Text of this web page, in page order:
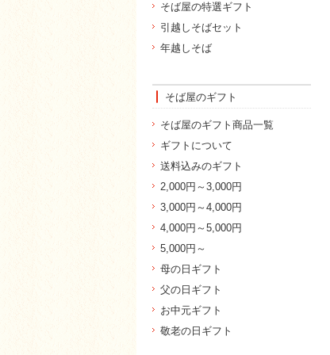
そば屋の特選ギフト
引越しそばセット
年越しそば
そば屋のギフト
そば屋のギフト商品一覧
ギフトについて
送料込みのギフト
2,000円～3,000円
3,000円～4,000円
4,000円～5,000円
5,000円～
母の日ギフト
父の日ギフト
お中元ギフト
敬老の日ギフト